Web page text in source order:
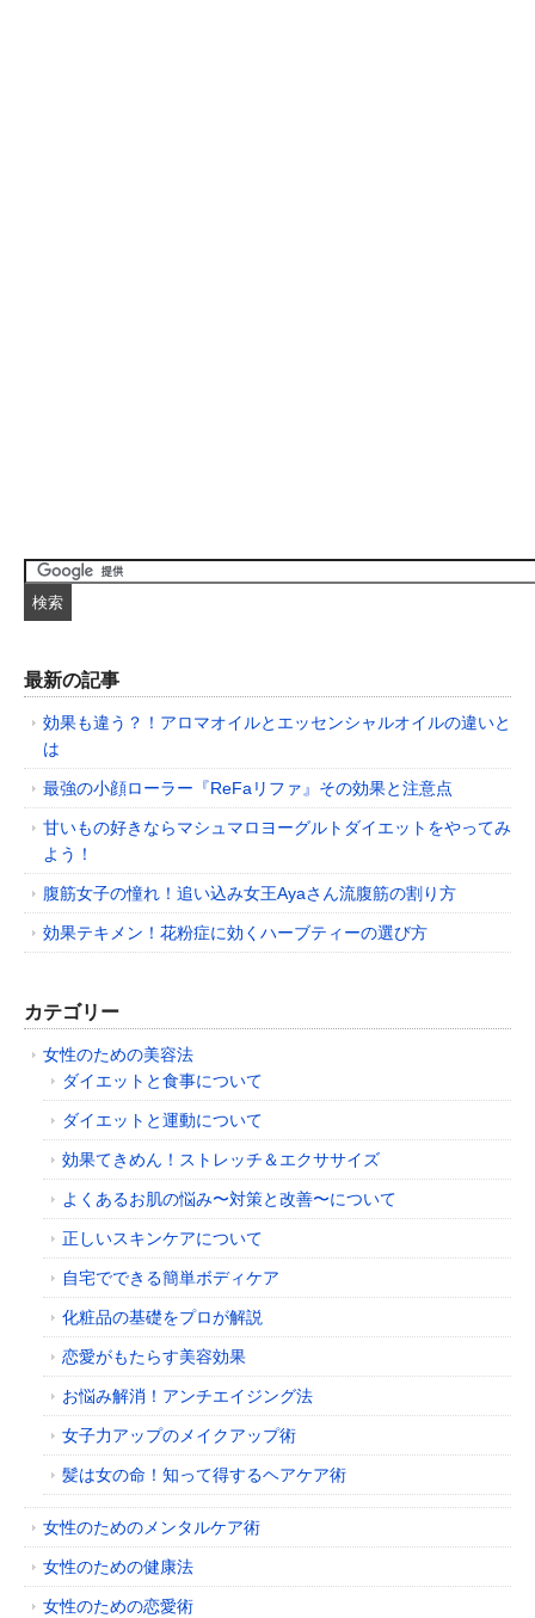
最新の記事
効果も違う？！アロマオイルとエッセンシャルオイルの違いと
は
最強の小顔ローラー『ReFaリファ』その効果と注意点
甘いもの好きならマシュマロヨーグルトダイエットをやってみ
よう！
腹筋女子の憧れ！追い込み女王Ayaさん流腹筋の割り方
効果テキメン！花粉症に効くハーブティーの選び方
カテゴリー
女性のための美容法
ダイエットと食事について
ダイエットと運動について
効果てきめん！ストレッチ＆エクササイズ
よくあるお肌の悩み〜対策と改善〜について
正しいスキンケアについて
自宅でできる簡単ボディケア
化粧品の基礎をプロが解説
恋愛がもたらす美容効果
お悩み解消！アンチエイジング法
女子力アップのメイクアップ術
髪は女の命！知って得するヘアケア術
女性のためのメンタルケア術
女性のための健康法
女性のための恋愛術